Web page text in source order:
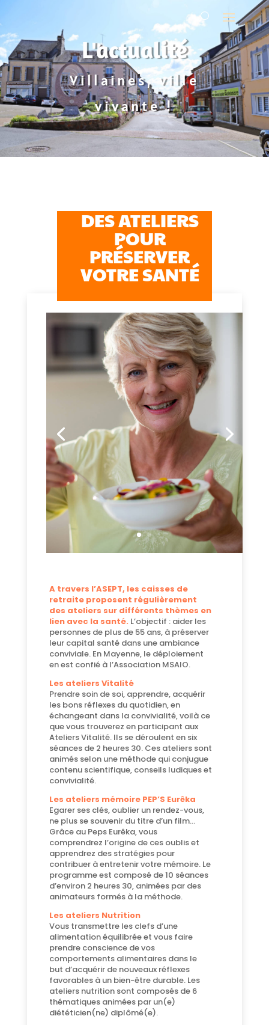
L'actualité
Villaines, ville
vivante !
DES ATELIERS
POUR
PRÉSERVER
VOTRE SANTÉ
A travers l’ASEPT, les caisses de
retraite proposent régulièrement
des ateliers sur différents thèmes en
lien avec la santé. L’objectif : aider les
personnes de plus de 55 ans, à préserver
leur capital santé dans une ambiance
conviviale. En Mayenne, le déploiement
en est confié à l’Association MSAIO.
Les ateliers Vitalité
Prendre soin de soi, apprendre, acquérir
les bons réflexes du quotidien, en
échangeant dans la convivialité, voilà ce
que vous trouverez en participant aux
Ateliers Vitalité. Ils se déroulent en six
séances de 2 heures 30. Ces ateliers sont
animés selon une méthode qui conjugue
contenu scientifique, conseils ludiques et
convivialité.
Les ateliers mémoire PEP’S Eurêka
Egarer ses clés, oublier un rendez-vous,
ne plus se souvenir du titre d’un film…
Grâce au Peps Eurêka, vous
comprendrez l’origine de ces oublis et
apprendrez des stratégies pour
contribuer à entretenir votre mémoire. Le
programme est composé de 10 séances
d’environ 2 heures 30, animées par des
animateurs formés à la méthode.
Les ateliers Nutrition
Vous transmettre les clefs d’une
alimentation équilibrée et vous faire
prendre conscience de vos
comportements alimentaires dans le
but d’acquérir de nouveaux réflexes
favorables à un bien-être durable. Les
ateliers nutrition sont composés de 6
thématiques animées par un(e)
diététicien(ne) diplômé(e).